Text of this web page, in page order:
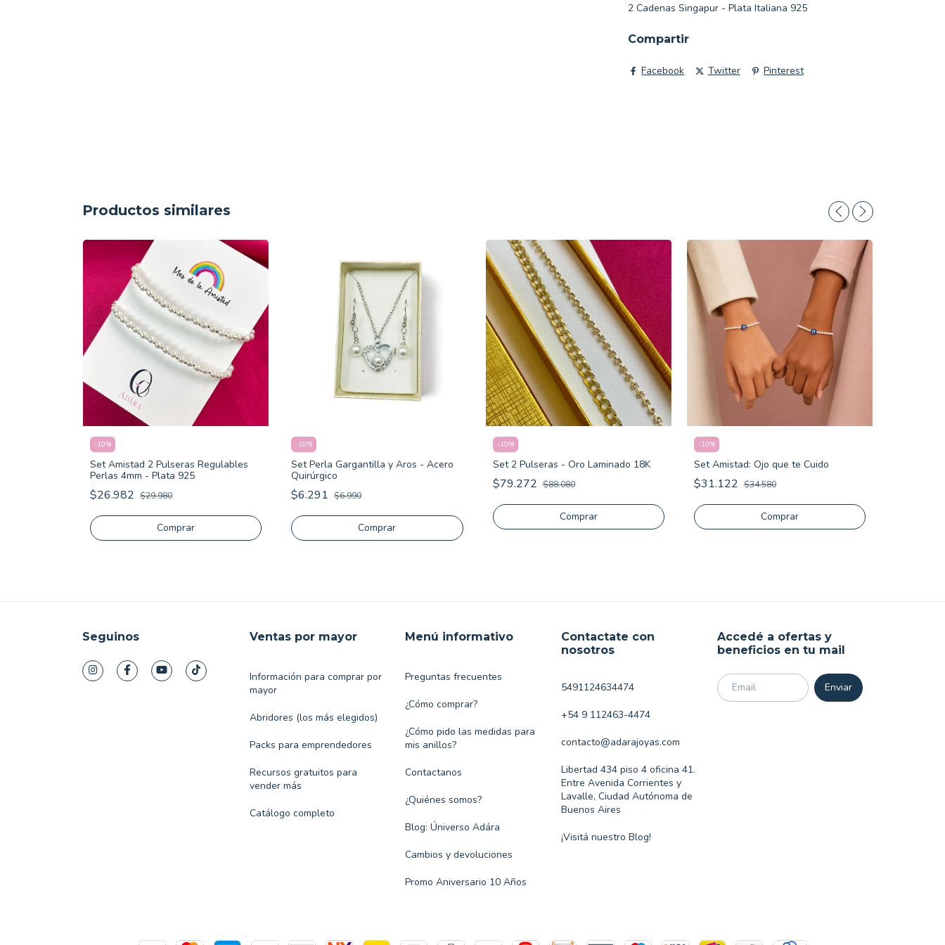
2 Cadenas Singapur - Plata Italiana 925
Compartir
Facebook Twitter Pinterest
Productos similares
-10%
Set Amistad 2 Pulseras Regulables
Perlas 4mm - Plata 925
$26.982 $29.980
-10%
Set Perla Gargantilla y Aros - Acero
Quirúrgico
$6.291 $6.990
-10%
Set 2 Pulseras - Oro Laminado 18K
$79.272 $88.080
-10%
Set Amistad: Ojo que te Cuido
$31.122 $34.580
Seguinos Ventas por mayor
Información para comprar por
mayor
Abridores (los más elegidos)
Packs para emprendedores
Recursos gratuitos para
vender más
Catálogo completo
Menú informativo
Preguntas frecuentes
¿Cómo comprar?
¿Cómo pido las medidas para
mis anillos?
Contactanos
¿Quiénes somos?
Blog: Úniverso Adára
Cambios y devoluciones
Promo Aniversario 10 Años
Contactate con
nosotros
5491124634474
+54 9 112463-4474
contacto@adarajoyas.com
Libertad 434 piso 4 oficina 41.
Entre Avenida Corrientes y
Lavalle, Ciudad Autónoma de
Buenos Aires
¡Visitá nuestro Blog!
Accedé a ofertas y
beneficios en tu mail